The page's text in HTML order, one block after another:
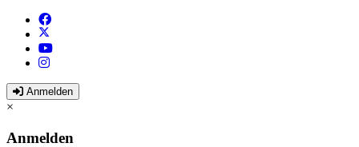
Anmelden
×
Anmelden